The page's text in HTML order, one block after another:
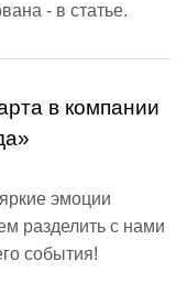
- в статье.
в компании
эмоции
разделить с нами
события!